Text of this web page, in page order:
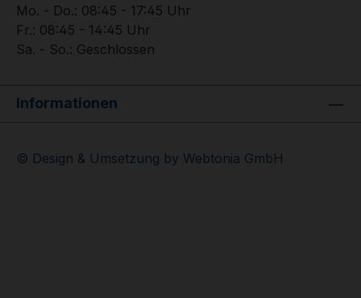
Mo. - Do.: 08:45 - 17:45 Uhr
Fr.: 08:45 - 14:45 Uhr
Sa. - So.: Geschlossen
Informationen
© Design & Umsetzung by Webtonia GmbH